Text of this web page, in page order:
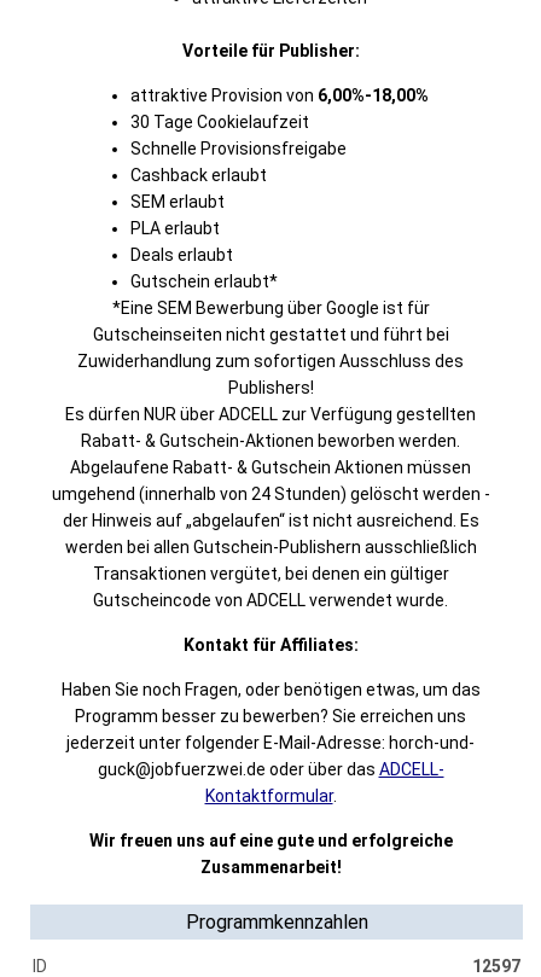
Vorteile für Publisher:
attraktive Provision von 6,00%-18,00%
30 Tage Cookielaufzeit
Schnelle Provisionsfreigabe
Cashback erlaubt
SEM erlaubt
PLA erlaubt
Deals erlaubt
Gutschein erlaubt*
*Eine SEM Bewerbung über Google ist für
Gutscheinseiten nicht gestattet und führt bei
Zuwiderhandlung zum sofortigen Ausschluss des
Publishers!
Es dürfen NUR über ADCELL zur Verfügung gestellten
Rabatt- & Gutschein-Aktionen beworben werden.
Abgelaufene Rabatt- & Gutschein Aktionen müssen
umgehend (innerhalb von 24 Stunden) gelöscht werden -
der Hinweis auf „abgelaufen“ ist nicht ausreichend. Es
werden bei allen Gutschein-Publishern ausschließlich
Transaktionen vergütet, bei denen ein gültiger
Gutscheincode von ADCELL verwendet wurde.
Kontakt für Affiliates:
Haben Sie noch Fragen, oder benötigen etwas, um das
Programm besser zu bewerben? Sie erreichen uns
jederzeit unter folgender E-Mail-Adresse: horch-und-
guck@jobfuerzwei.de oder über das ADCELL-
Kontaktformular.
Wir freuen uns auf eine gute und erfolgreiche
Zusammenarbeit!
Programmkennzahlen
ID
12597